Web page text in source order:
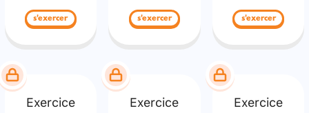
s'exercer s'exercer s'exercer
Exercice Exercice Exercice